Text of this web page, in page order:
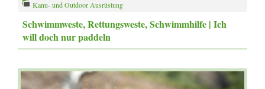
Kanu- und Outdoor Ausrüstung
Schwimmweste, Rettungsweste, Schwimmhilfe | Ich
will doch nur paddeln